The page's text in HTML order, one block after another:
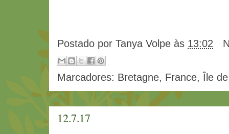
Postado por Tanya Volpe às 13:02
Marcadores: Bretagne, France, Île
12.7.17